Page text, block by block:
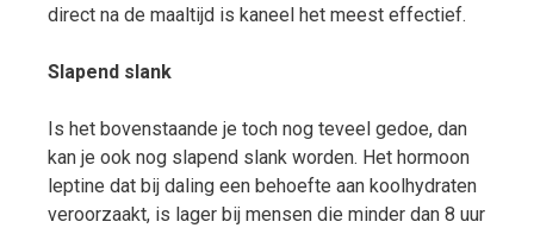
direct na de maaltijd is kaneel het meest effectief.
Slapend slank
Is het bovenstaande je toch nog teveel gedoe, dan
kan je ook nog slapend slank worden. Het hormoon
leptine dat bij daling een behoefte aan koolhydraten
veroorzaakt, is lager bij mensen die minder dan 8 uur